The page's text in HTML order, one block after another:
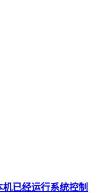
已经运行系统控制